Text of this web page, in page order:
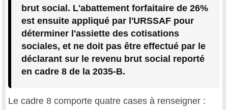
brut social. L'abattement forfaitaire de 26%
est ensuite appliqué par l'URSSAF pour
déterminer l'assiette des cotisations
sociales, et ne doit pas être effectué par le
déclarant sur le revenu brut social reporté
en cadre 8 de la 2035-B.
Le cadre 8 comporte quatre cases à renseigner :